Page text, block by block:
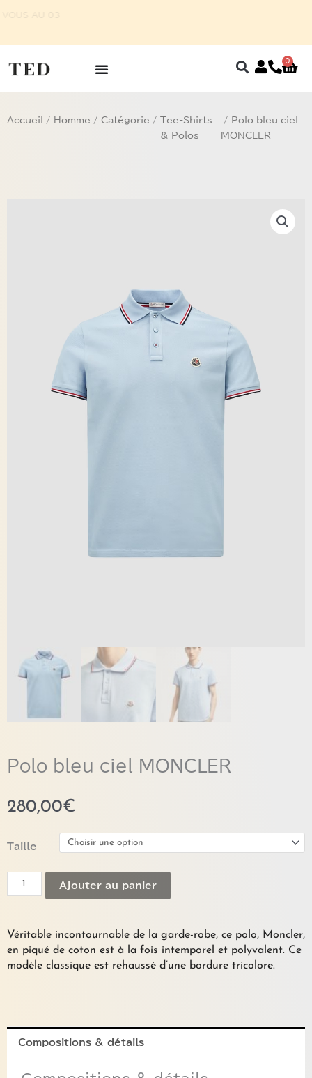
0
Accueil / Homme / Catégorie / Tee-Shirts
& Polos
/ Polo bleu ciel
MONCLER
Polo bleu ciel MONCLER
280,00€
Taille
quantité
Polo
bleu
Ajouter au panier
Véritable incontournable de la garde-robe, ce polo, Moncler,
en piqué de coton est à la fois intemporel et polyvalent. Ce
modèle classique est rehaussé d’une bordure tricolore.
Compositions & détails